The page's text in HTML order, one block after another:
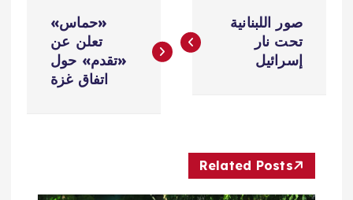
ص
صور اللبنانية
تحت نار
إسرائيل
«حماس»
تعلن عن
«تقدم» حول
اتفاق غزة
Related Posts